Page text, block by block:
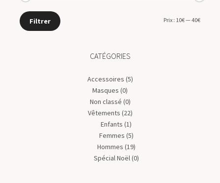
Filtrer Prix : 10€—40€
CATÉGORIES
Accessoires (5)
Masques (0)
Non classé (0)
Vêtements (22)
Enfants (1)
Femmes (5)
Hommes (19)
Spécial Noël(0)